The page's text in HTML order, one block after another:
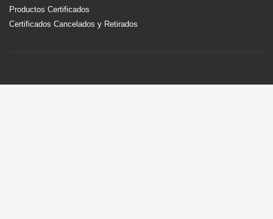
Productos Certificados
Certificados Cancelados y Retirados